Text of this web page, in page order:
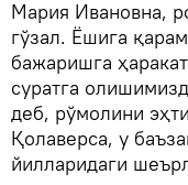
Мария Ивановна,
гўзал. Ёшига
бажаришга
суратга
деб, рўмолини
Қолаверса, у
йилларидаги